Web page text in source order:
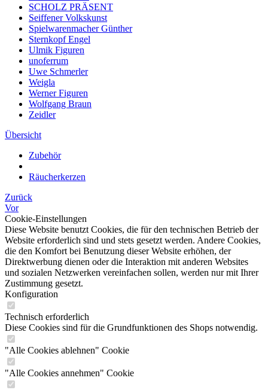
SCHOLZ PRÄSENT
Seiffener Volkskunst
Spielwarenmacher Günther
Sternkopf Engel
Ulmik Figuren
unoferrum
Uwe Schmerler
Weigla
Werner Figuren
Wolfgang Braun
Zeidler
Übersicht
Zubehör
Räucherkerzen
Zurück
Vor
Cookie-Einstellungen
Diese Website benutzt Cookies, die für den technischen Betrieb der
Website erforderlich sind und stets gesetzt werden. Andere Cookies,
die den Komfort bei Benutzung dieser Website erhöhen, der
Direktwerbung dienen oder die Interaktion mit anderen Websites
und sozialen Netzwerken vereinfachen sollen, werden nur mit Ihrer
Zustimmung gesetzt.
Konfiguration
Technisch erforderlich
Diese Cookies sind für die Grundfunktionen des Shops notwendig.
"Alle Cookies ablehnen" Cookie
"Alle Cookies annehmen" Cookie